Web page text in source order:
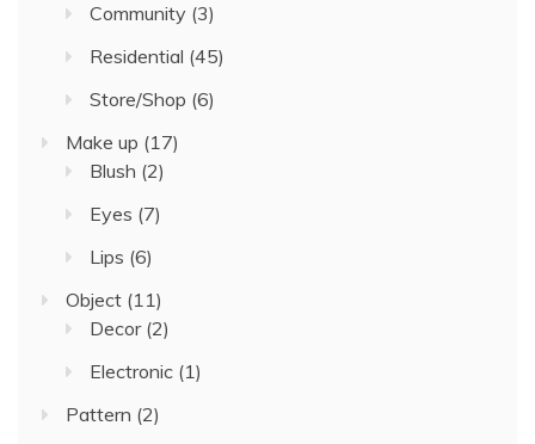
Community (3)
Residential (45)
Store/Shop (6)
Make up (17)
Blush (2)
Eyes (7)
Lips (6)
Object (11)
Decor(2)
Electronic (1)
Pattern (2)